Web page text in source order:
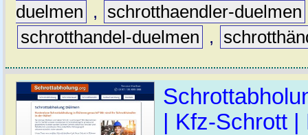
duelmen
, schrotthaendler-duelmen
schrotthandel-duelmen
,
| Kfz-Schrott